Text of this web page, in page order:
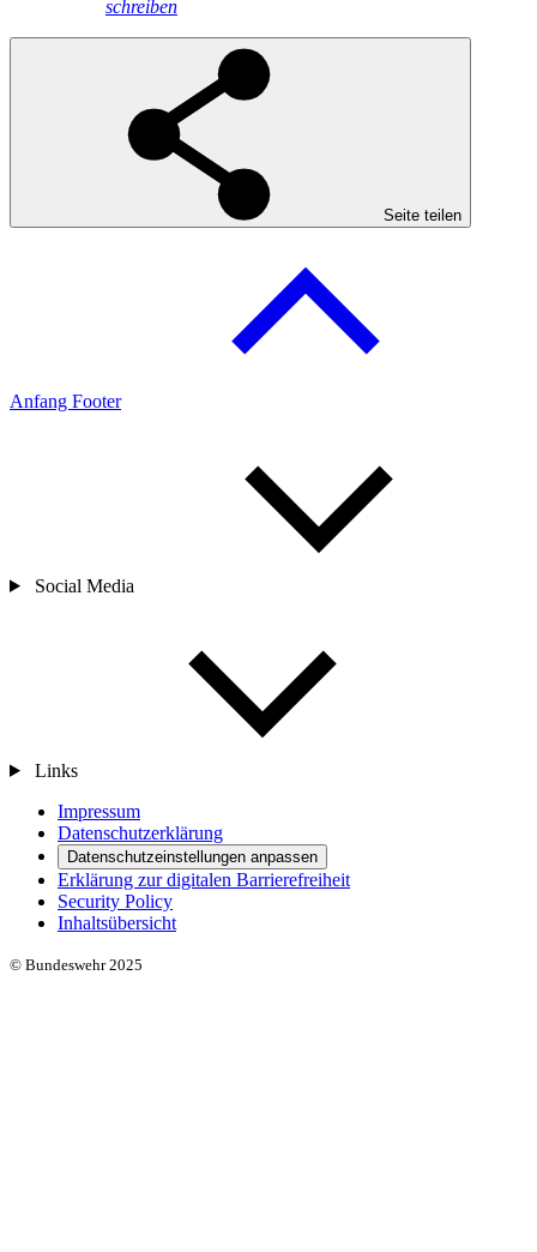
schreiben
Seite teilen
Anfang Footer
Social Media
Links
Impressum
Datenschutzerklärung
Datenschutzeinstellungen anpassen
Erklärung zur digitalen Barrierefreiheit
Security Policy
Inhaltsübersicht
© Bundeswehr 2025